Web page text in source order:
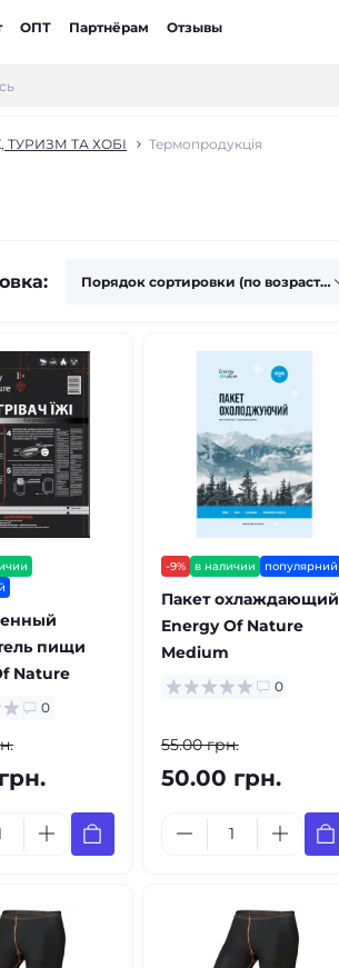
ОПТ Партнёрам Отзывы
ТА ХОБІ Термопродукція
пищи
Nature
0
-9% в наличии популярний
Пакет охлаждающий
Energy Of Nature
Medium
0
55.00 грн.
50.00 грн.